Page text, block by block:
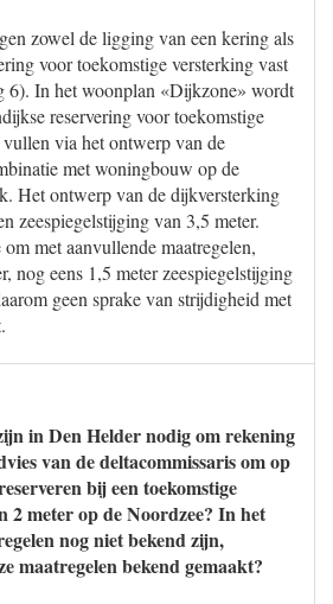
zowel de ligging van een kering als
voor toekomstige versterking vast
6). In het woonplan «Dijkzone» wordt
reservering voor toekomstige
via het ontwerp van de
met woningbouw op de
Het ontwerp van de dijkversterking
zeespiegelstijging van 3,5 meter.
met aanvullende maatregelen,
nog eens 1,5 meter zeespiegelstijging
geen sprake van strijdigheid met
in Den Helder nodig om rekening
van de deltacommissaris om op
bij een toekomstige
2 meter op de Noordzee? In het
nog niet bekend zijn,
maatregelen bekend gemaakt?